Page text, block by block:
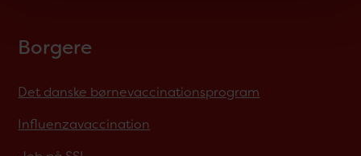
Borgere
Det danske børnevaccinationsprogram
Influenzavaccination